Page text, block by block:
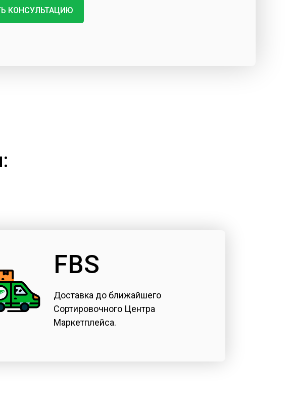
КОНСУЛЬТАЦИЮ
FBS
Доставка до ближайшего
Сортировочного Центра
Маркетплейса.